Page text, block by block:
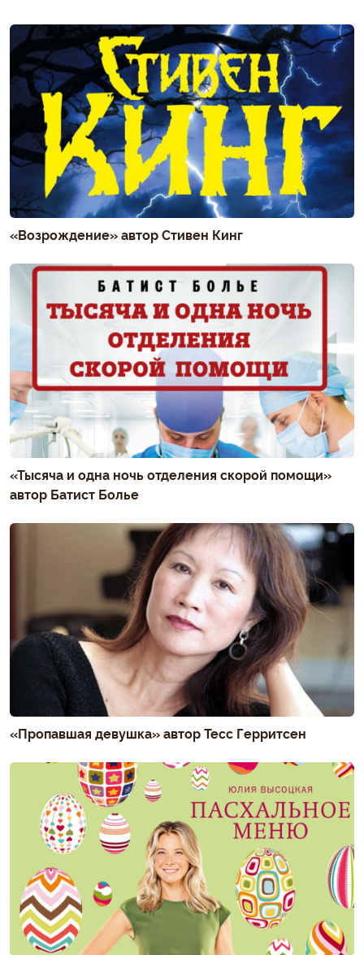
«Возрождение» автор Стивен Кинг
«Тысяча и одна ночь отделения скорой помощи»
автор Батист Болье
«Пропавшая девушка» автор Тесс Герритсен